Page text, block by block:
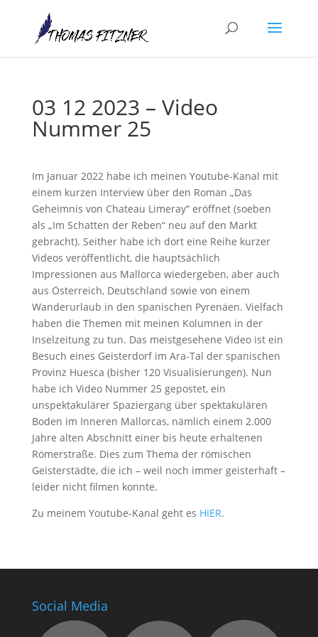
03 12 2023 – Video
Nummer 25
Im Januar 2022 habe ich meinen Youtube-Kanal mit
einem kurzen Interview über den Roman „Das
Geheimnis von Chateau Limeray“ eröffnet (soeben
als „Im Schatten der Reben“ neu auf den Markt
gebracht). Seither habe ich dort eine Reihe kurzer
Videos veröffentlicht, die hauptsächlich
Impressionen aus Mallorca wiedergeben, aber auch
aus Österreich, Deutschland sowie von einem
Wanderurlaub in den spanischen Pyrenäen. Vielfach
haben die Themen mit meinen Kolumnen in der
Inselzeitung zu tun. Das meistgesehene Video ist ein
Besuch eines Geisterdorf im Ara-Tal der spanischen
Provinz Huesca (bisher 120 Visualisierungen). Nun
habe ich Video Nummer 25 gepostet, ein
unspektakulärer Spaziergang über spektakulären
Boden im Inneren Mallorcas, nämlich einem 2.000
Jahre alten Abschnitt einer bis heute erhaltenen
Römerstraße. Dies zum Thema der römischen
Geisterstädte, die ich – weil noch immer geisterhaft –
leider nicht filmen konnte.
Zu meinem Youtube-Kanal geht es HIER.
Social Media